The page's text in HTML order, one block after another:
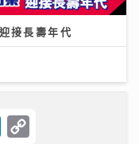
接長壽年代
L